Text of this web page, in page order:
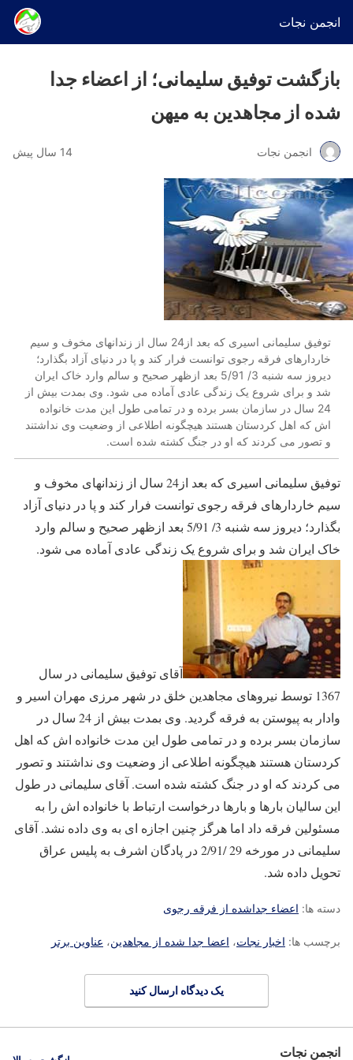
انجمن نجات
بازگشت توفیق سلیمانی؛ از اعضاء جدا
شده از مجاهدین به میهن
انجمن نجات 14 سال پیش
توفیق سلیمانی اسیری که بعد از24 سال از زندانهای مخوف و سیم
خاردارهای فرقه رجوی توانست فرار کند و پا در دنیای آزاد بگذارد؛
دیروز سه شنبه 3/ 5/91 بعد ازظهر صحیح و سالم وارد خاک ایران
شد و برای شروع یک زندگی عادی آماده می شود. وی بمدت بیش از
24 سال در سازمان بسر برده و در تمامی طول این مدت خانواده
اش که اهل کردستان هستند هیچگونه اطلاعی از وضعیت وی نداشتند
و تصور می کردند که او در جنگ کشته شده است.
توفیق سلیمانی اسیری که بعد از24 سال از زندانهای مخوف و
سیم خاردارهای فرقه رجوی توانست فرار کند و پا در دنیای آزاد
بگذارد؛ دیروز سه شنبه 3/ 5/91 بعد ازظهر صحیح و سالم وارد
خاک ایران شد و برای شروع یک زندگی عادی آماده می شود.
آقای توفیق سلیمانی در سال
1367 توسط نیروهای مجاهدین خلق در شهر مرزی مهران اسیر و
وادار به پیوستن به فرقه گردید. وی بمدت بیش از 24 سال در
سازمان بسر برده و در تمامی طول این مدت خانواده اش که اهل
کردستان هستند هیچگونه اطلاعی از وضعیت وی نداشتند و تصور
می کردند که او در جنگ کشته شده است. آقای سلیمانی در طول
این سالیان بارها و بارها درخواست ارتباط با خانواده اش را به
مسئولین فرقه داد اما هرگز چنین اجازه ای به وی داده نشد. آقای
سلیمانی در مورخه 29 /2/91 در پادگان اشرف به پلیس عراق
تحویل داده شد.
دسته ها: اعضاء جداشده از فرقه رجوی
برچسب ها: اخبار نجات، اعضا جدا شده از مجاهدین، عناوین برتر
یک دیدگاه ارسال کنید
انجمن نجات